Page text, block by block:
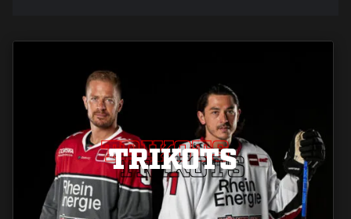
TRIKOTS
TRIKOTS
TRIKOTS